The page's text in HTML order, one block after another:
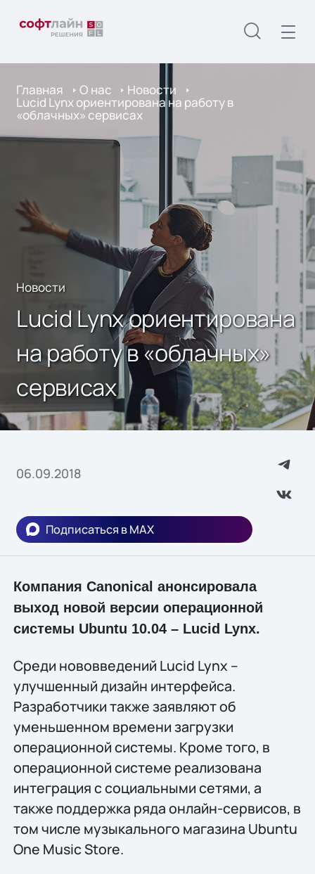
Главная О нас Новости
Lucid Lynx ориентирована на работу в
«облачных» сервисах
Новости
Lucid Lynx ориентирована
на работу в «облачных»
сервисах
06.09.2018
Подписаться в MAX
Компания Canonical анонсировала
выход новой версии операционной
системы Ubuntu 10.04 – Lucid Lynx.
Среди нововведений Lucid Lynx –
улучшенный дизайн интерфейса.
Разработчики также заявляют об
уменьшенном времени загрузки
операционной системы. Кроме того, в
операционной системе реализована
интеграция с социальными сетями, а
также поддержка ряда онлайн-сервисов, в
том числе музыкального магазина Ubuntu
One Music Store.